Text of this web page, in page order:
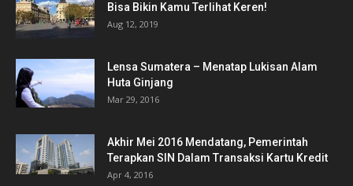
Bisa Bikin Kamu Terlihat Keren!
Aug 12, 2019
Lensa Sumatera – Menatap Lukisan Alam
Huta Ginjang
Mar 29, 2016
Akhir Mei 2016 Mendatang, Pemerintah
Terapkan SIN Dalam Transaksi Kartu Kredit
Apr 4, 2016